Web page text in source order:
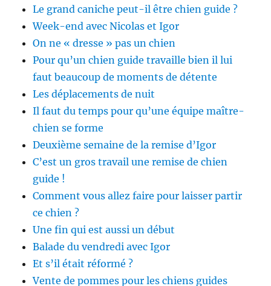
Le grand caniche peut-il être chien guide ?
Week-end avec Nicolas et Igor
On ne « dresse » pas un chien
Pour qu’un chien guide travaille bien il lui
faut beaucoup de moments de détente
Les déplacements de nuit
Il faut du temps pour qu’une équipe maître-
chien se forme
Deuxième semaine de la remise d’Igor
C’est un gros travail une remise de chien
guide !
Comment vous allez faire pour laisser partir
ce chien ?
Une fin qui est aussi un début
Balade du vendredi avec Igor
Et s’il était réformé ?
Vente de pommes pour les chiens guides